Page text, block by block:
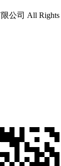
公司 All Rights